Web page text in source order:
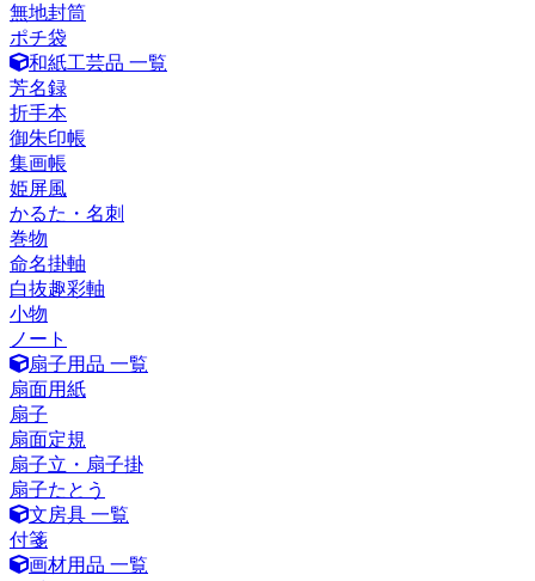
無地封筒
ポチ袋
和紙工芸品 一覧
芳名録
折手本
御朱印帳
集画帳
姫屏風
かるた・名刺
巻物
命名掛軸
白抜趣彩軸
小物
ノート
扇子用品 一覧
扇面用紙
扇子
扇面定規
扇子立・扇子掛
扇子たとう
文房具 一覧
付箋
画材用品 一覧